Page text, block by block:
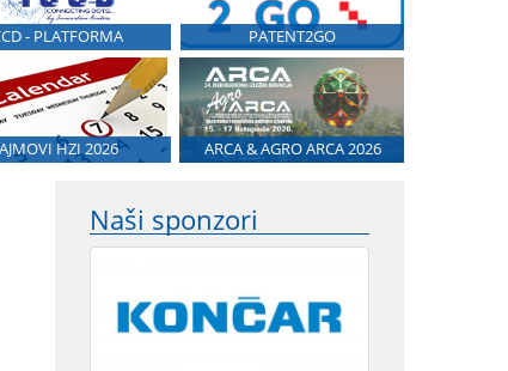
- PLATFORMA PATENT2GO
HZI 2026 ARCA & AGRO ARCA 2026
Naši sponzori